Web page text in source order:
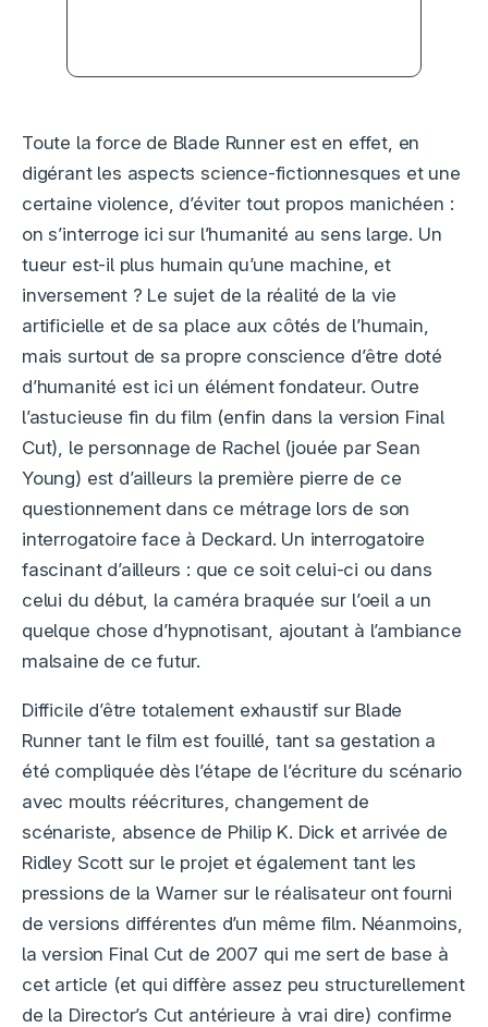
Toute la force de Blade Runner est en effet, en
digérant les aspects science-fictionnesques et une
certaine violence, d’éviter tout propos manichéen :
on s’interroge ici sur l’humanité au sens large. Un
tueur est-il plus humain qu’une machine, et
inversement ? Le sujet de la réalité de la vie
artificielle et de sa place aux côtés de l’humain,
mais surtout de sa propre conscience d’être doté
d’humanité est ici un élément fondateur. Outre
l’astucieuse fin du film (enfin dans la version Final
Cut), le personnage de Rachel (jouée par Sean
Young) est d’ailleurs la première pierre de ce
questionnement dans ce métrage lors de son
interrogatoire face à Deckard. Un interrogatoire
fascinant d’ailleurs : que ce soit celui-ci ou dans
celui du début, la caméra braquée sur l’oeil a un
quelque chose d’hypnotisant, ajoutant à l’ambiance
malsaine de ce futur.
Difficile d’être totalement exhaustif sur Blade
Runner tant le film est fouillé, tant sa gestation a
été compliquée dès l’étape de l’écriture du scénario
avec moults réécritures, changement de
scénariste, absence de Philip K. Dick et arrivée de
Ridley Scott sur le projet et également tant les
pressions de la Warner sur le réalisateur ont fourni
de versions différentes d’un même film. Néanmoins,
la version Final Cut de 2007 qui me sert de base à
cet article (et qui diffère assez peu structurellement
de la Director’s Cut antérieure à vrai dire) confirme